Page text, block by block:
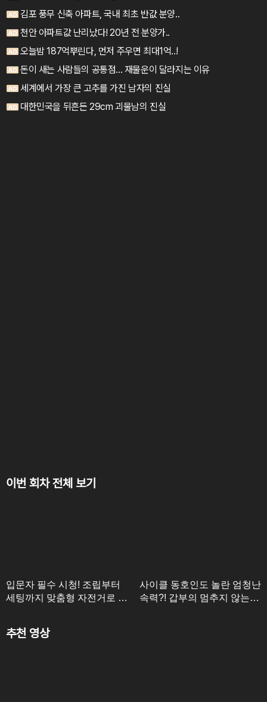
이번 회차 전체 보기
입문자 필수 시청! 조립부터
세팅까지 맞춤형 자전거로 연
사이클 동호인도 놀란 엄청난
속력?! 갑부의 멈추지 않는
추천 영상